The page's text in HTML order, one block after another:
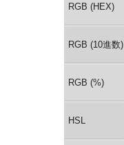
RGB (HEX)
RGB (10進数)
RGB (%)
HSL